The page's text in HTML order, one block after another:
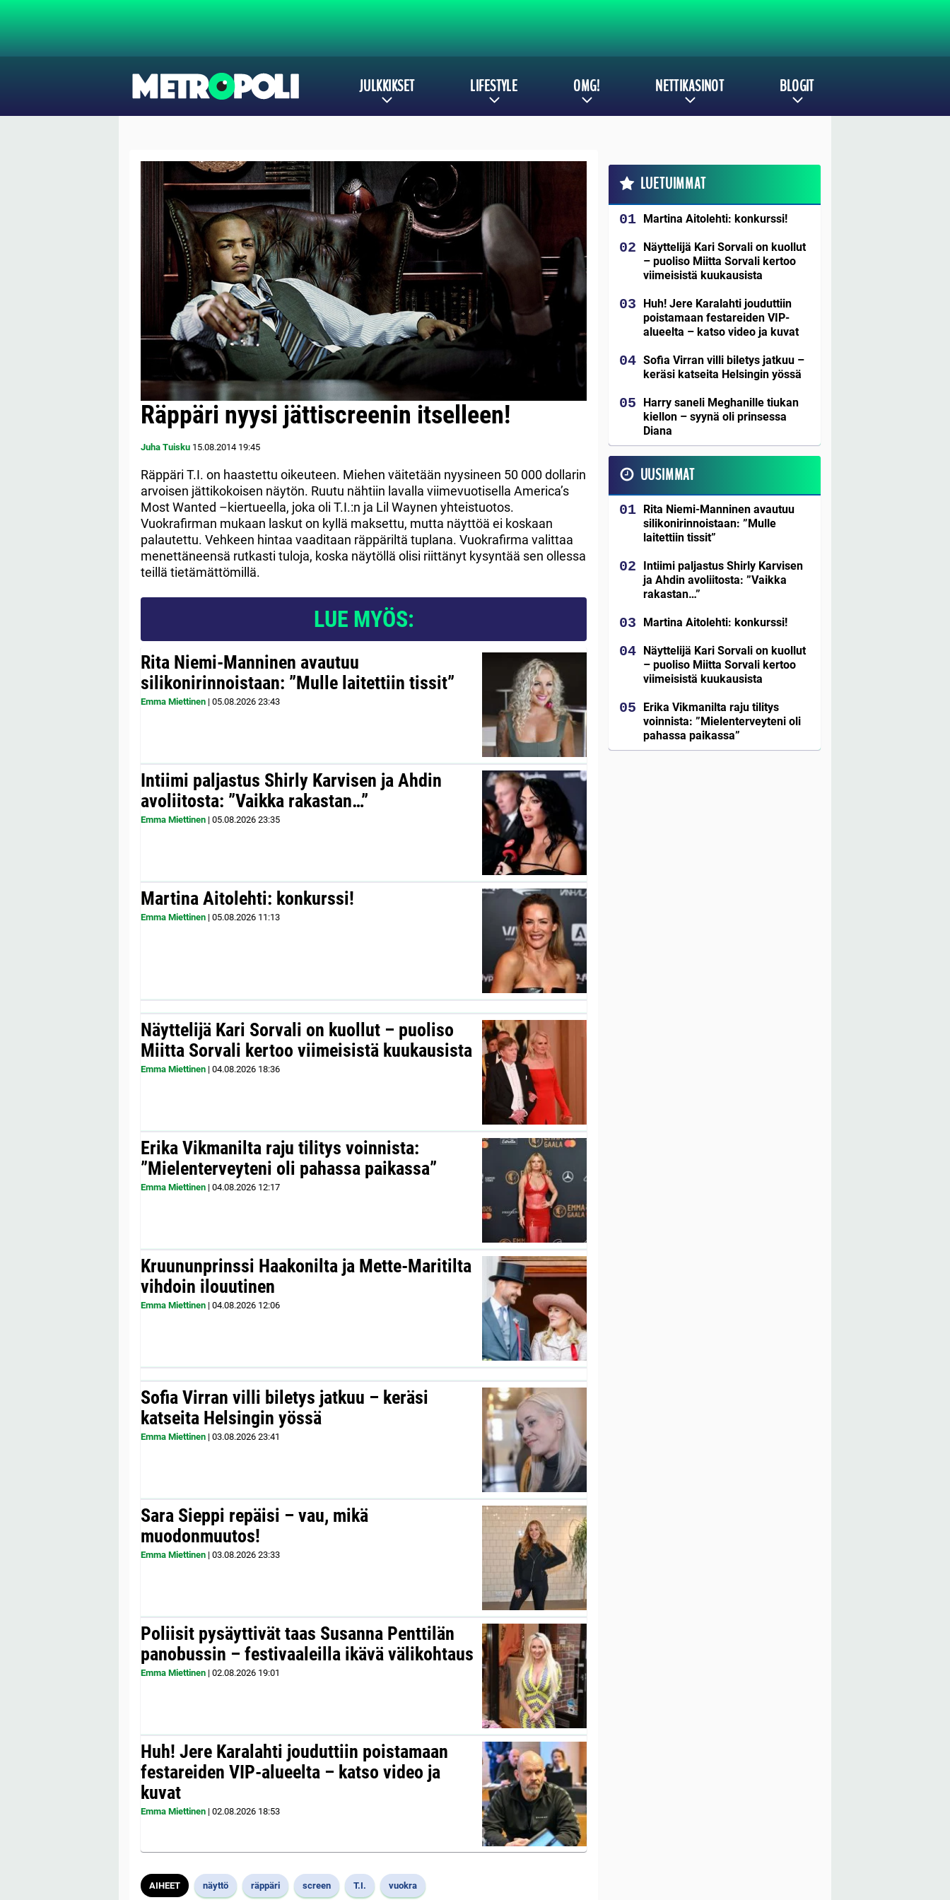
JULKKIKSET LIFESTYLE OMG! NETTIKASINOT BLOGIT
Räppäri nyysi jättiscreenin itselleen!
Juha Tuisku 15.08.2014 19:45
Räppäri T.I. on haastettu oikeuteen. Miehen väitetään nyysineen 50 000 dollarin
arvoisen jättikokoisen näytön. Ruutu nähtiin lavalla viimevuotisella America’s
Most Wanted –kiertueella, joka oli T.I.:n ja Lil Waynen yhteistuotos.
Vuokrafirman mukaan laskut on kyllä maksettu, mutta näyttöä ei koskaan
palautettu. Vehkeen hintaa vaaditaan räppäriltä tuplana. Vuokrafirma valittaa
menettäneensä rutkasti tuloja, koska näytöllä olisi riittänyt kysyntää sen ollessa
teillä tietämättömillä.
LUE MYÖS:
Rita Niemi-Manninen avautuu
silikonirinnoistaan: ”Mulle laitettiin tissit”
Emma Miettinen | 05.08.2026 23:43
Intiimi paljastus Shirly Karvisen ja Ahdin
avoliitosta: ”Vaikka rakastan…”
Emma Miettinen | 05.08.2026 23:35
Martina Aitolehti: konkurssi!
Emma Miettinen | 05.08.2026 11:13
Näyttelijä Kari Sorvali on kuollut – puoliso
Miitta Sorvali kertoo viimeisistä kuukausista
Emma Miettinen | 04.08.2026 18:36
Erika Vikmanilta raju tilitys voinnista:
”Mielenterveyteni oli pahassa paikassa”
Emma Miettinen | 04.08.2026 12:17
Kruununprinssi Haakonilta ja Mette-Maritilta
vihdoin ilouutinen
Emma Miettinen | 04.08.2026 12:06
Sofia Virran villi biletys jatkuu – keräsi
katseita Helsingin yössä
Emma Miettinen | 03.08.2026 23:41
Sara Sieppi repäisi – vau, mikä
muodonmuutos!
Emma Miettinen | 03.08.2026 23:33
Poliisit pysäyttivät taas Susanna Penttilän
panobussin – festivaaleilla ikävä välikohtaus
Emma Miettinen | 02.08.2026 19:01
Huh! Jere Karalahti jouduttiin poistamaan
festareiden VIP-alueelta – katso video ja
kuvat
Emma Miettinen | 02.08.2026 18:53
AIHEET näyttö räppäri screen T.I. vuokra
LUETUIMMAT
Martina Aitolehti: konkurssi!
Näyttelijä Kari Sorvali on kuollut
– puoliso Miitta Sorvali kertoo
viimeisistä kuukausista
Huh! Jere Karalahti jouduttiin
poistamaan festareiden VIP-
alueelta – katso video ja kuvat
Sofia Virran villi biletys jatkuu –
keräsi katseita Helsingin yössä
Harry saneli Meghanille tiukan
kiellon – syynä oli prinsessa
Diana
UUSIMMAT
Rita Niemi-Manninen avautuu
silikonirinnoistaan: ”Mulle
laitettiin tissit”
Intiimi paljastus Shirly Karvisen
ja Ahdin avoliitosta: ”Vaikka
rakastan…”
Martina Aitolehti: konkurssi!
Näyttelijä Kari Sorvali on kuollut
– puoliso Miitta Sorvali kertoo
viimeisistä kuukausista
Erika Vikmanilta raju tilitys
voinnista: ”Mielenterveyteni oli
pahassa paikassa”